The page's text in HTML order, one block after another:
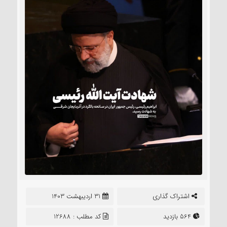
اشتراک گذاری
31 اردیبهشت 1403
کد مطلب : 12688